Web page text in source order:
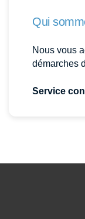
Qui
Nous vous
démarches
Service